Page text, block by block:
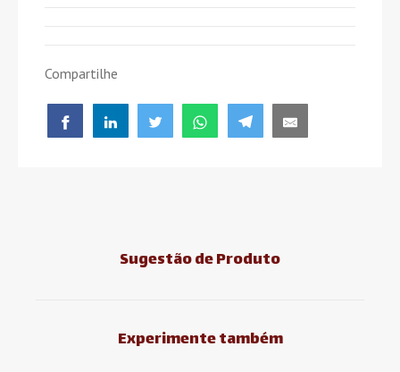
Compartilhe
Sugestão de Produto
Experimente também